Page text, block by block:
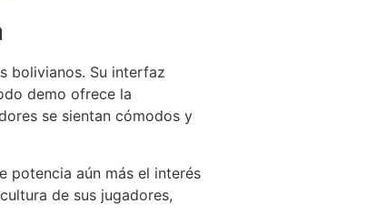
bolivianos. Su interfaz
demo ofrece la
se sientan cómodos y
potencia aún más el interés
de sus jugadores,